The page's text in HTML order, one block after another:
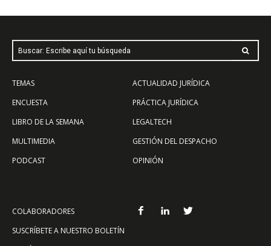
Buscar: Escribe aquí tu búsqueda
TEMAS
ENCUESTA
LIBRO DE LA SEMANA
MULTIMEDIA
PODCAST
ACTUALIDAD JURÍDICA
PRÁCTICA JURÍDICA
LEGALTECH
GESTIÓN DEL DESPACHO
OPINIÓN
COLABORADORES
SUSCRÍBETE A NUESTRO BOLETÍN